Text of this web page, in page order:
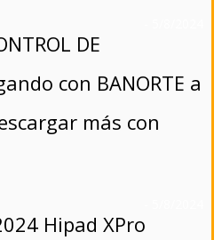
DE
con BANORTE a
más con
Hipad XPro